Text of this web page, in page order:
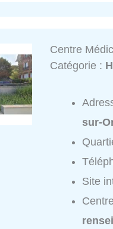
Centre
Catégorie :
sur-
Site